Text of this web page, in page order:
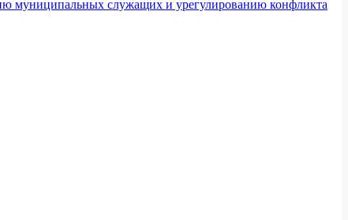
муниципальных служащих и урегулированию конфликта